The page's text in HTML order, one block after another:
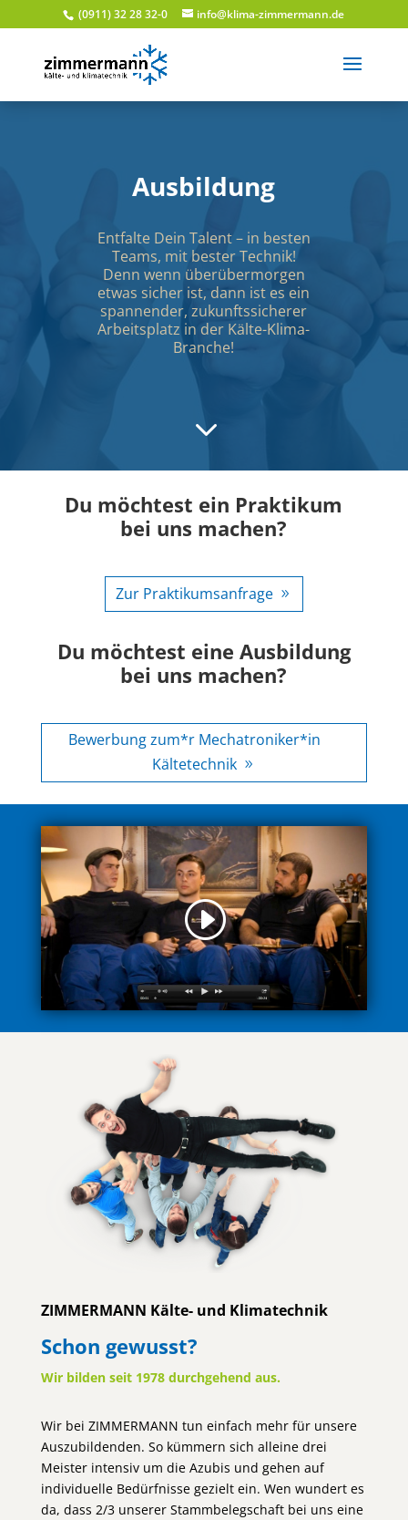
(0911) 32 28 32-0 info@klima-zimmermann.de
Ausbildung
Entfalte Dein Talent – in besten
Teams, mit bester Technik!
Denn wenn überübermorgen
etwas sicher ist, dann ist es ein
spannender, zukunftssicherer
Arbeitsplatz in der Kälte-Klima-
Branche!
3
Du möchtest ein Praktikum
bei uns machen?
Zur Praktikumsanfrage
Du möchtest eine Ausbildung
bei uns machen?
Bewerbung zum*r Mechatroniker*in
Kältetechnik
ZIMMERMANN Kälte- und Klimatechnik
Schon gewusst?
Wir bilden seit 1978 durchgehend aus.
Wir bei ZIMMERMANN tun einfach mehr für unsere
Auszubildenden. So kümmern sich alleine drei
Meister intensiv um die Azubis und gehen auf
individuelle Bedürfnisse gezielt ein. Wen wundert es
da, dass 2/3 unserer Stammbelegschaft bei uns eine